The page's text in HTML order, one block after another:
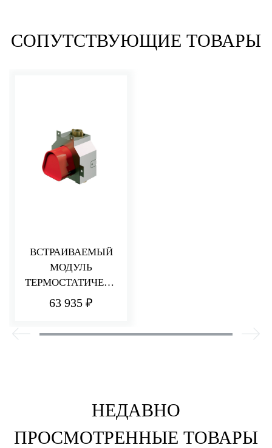
СОПУТСТВУЮЩИЕ ТОВАРЫ
ВСТРАИВАЕМЫЙ
МОДУЛЬ
ТЕРМОСТАТИЧЕСК
ОГО СМЕСИТЕЛЯ
63 935 ₽
НЕДАВНО
ПРОСМОТРЕННЫЕ ТОВАРЫ